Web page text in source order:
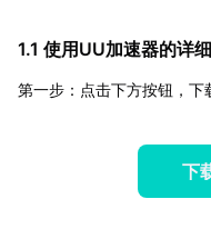
1.1 使用UU加速器的详
第一步：点击下方按钮，下
下